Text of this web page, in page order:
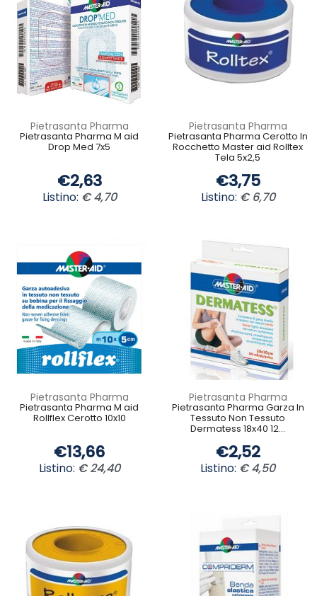
Pietrasanta Pharma
Pietrasanta Pharma M aid
Drop Med 7x5
€2,63
Listino: € 4,70
Pietrasanta Pharma
Pietrasanta Pharma Cerotto In
Rocchetto Master aid Rolltex
Tela 5x2,5
€3,75
Listino: € 6,70
Pietrasanta Pharma
Pietrasanta Pharma M aid
Rollflex Cerotto 10x10
€13,66
Listino: € 24,40
Pietrasanta Pharma
Pietrasanta Pharma Garza In
Tessuto Non Tessuto
Dermatess 18x40 12...
€2,52
Listino: € 4,50